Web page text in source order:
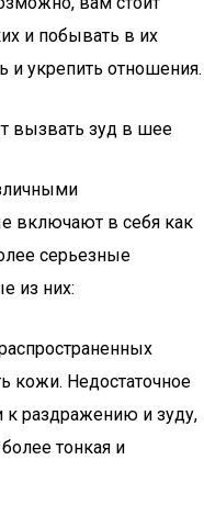
и побывать в их
и укрепить отношения.
вызвать зуд в шее
включают в себя как
серьезные
из них:
кожи. Недостаточное
раздражению и зуду,
тонкая и